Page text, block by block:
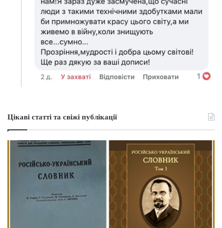
Цікаві статті та свіжі публікації